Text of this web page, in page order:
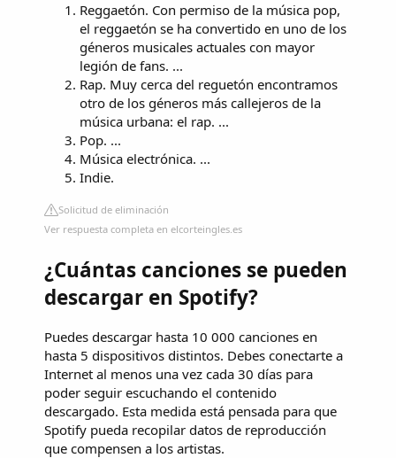
Reggaetón. Con permiso de la música pop,
el reggaetón se ha convertido en uno de los
géneros musicales actuales con mayor
legión de fans. ...
Rap. Muy cerca del reguetón encontramos
otro de los géneros más callejeros de la
música urbana: el rap. ...
Pop. ...
Música electrónica. ...
Indie.
Solicitud de eliminación
Ver respuesta completa en elcorteingles.es
¿Cuántas canciones se pueden
descargar en Spotify?
Puedes descargar hasta 10 000 canciones en
hasta 5 dispositivos distintos. Debes conectarte a
Internet al menos una vez cada 30 días para
poder seguir escuchando el contenido
descargado. Esta medida está pensada para que
Spotify pueda recopilar datos de reproducción
que compensen a los artistas.